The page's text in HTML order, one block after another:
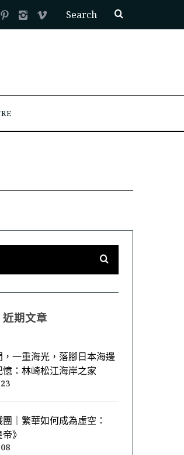
近期文章
一重海光，落腳日本海邊
憶：林崎松江海岸之家
｜繁華如何成為虛空：
》